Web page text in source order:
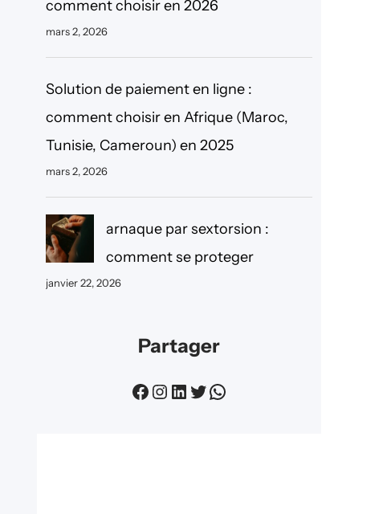
comment choisir en 2026
mars 2, 2026
Solution de paiement en ligne :
comment choisir en Afrique (Maroc,
Tunisie, Cameroun) en 2025
mars 2, 2026
arnaque par sextorsion :
comment se proteger
janvier 22, 2026
Partager
Facebook Instagram LinkedIn Twitter WhatsApp